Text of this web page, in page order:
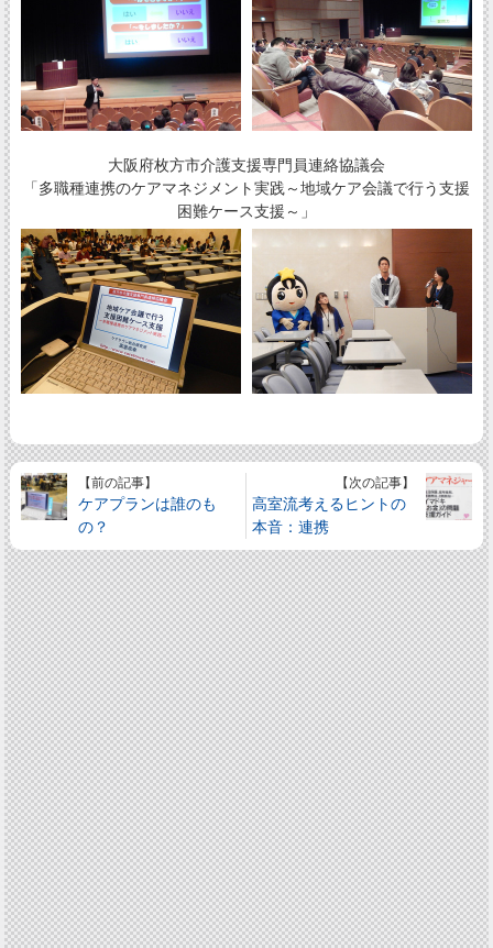
大阪府枚方市介護支援専門員連絡協議会
「多職種連携のケアマネジメント実践～地域ケア会議で行う支援
困難ケース支援～」
【前の記事】
ケアプランは誰のも
の？
【次の記事】
高室流考えるヒントの
本音：連携